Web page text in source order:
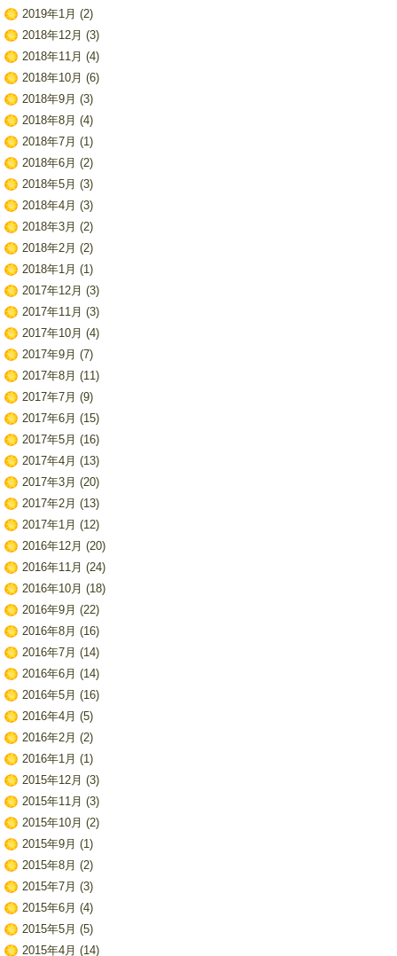
2019年1月 (2)
2018年12月 (3)
2018年11月 (4)
2018年10月 (6)
2018年9月 (3)
2018年8月 (4)
2018年7月 (1)
2018年6月 (2)
2018年5月 (3)
2018年4月 (3)
2018年3月 (2)
2018年2月 (2)
2018年1月 (1)
2017年12月 (3)
2017年11月 (3)
2017年10月 (4)
2017年9月 (7)
2017年8月 (11)
2017年7月 (9)
2017年6月 (15)
2017年5月 (16)
2017年4月 (13)
2017年3月 (20)
2017年2月 (13)
2017年1月 (12)
2016年12月 (20)
2016年11月 (24)
2016年10月 (18)
2016年9月 (22)
2016年8月 (16)
2016年7月 (14)
2016年6月 (14)
2016年5月 (16)
2016年4月 (5)
2016年2月 (2)
2016年1月 (1)
2015年12月 (3)
2015年11月 (3)
2015年10月 (2)
2015年9月 (1)
2015年8月 (2)
2015年7月 (3)
2015年6月 (4)
2015年5月 (5)
2015年4月 (14)